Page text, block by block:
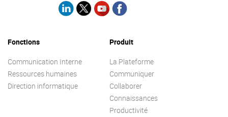
Fonctions
Communication Interne
Ressources humaines
Direction informatique
Produit
La Plateforme
Communiquer
Collaborer
Connaissances
Productivité